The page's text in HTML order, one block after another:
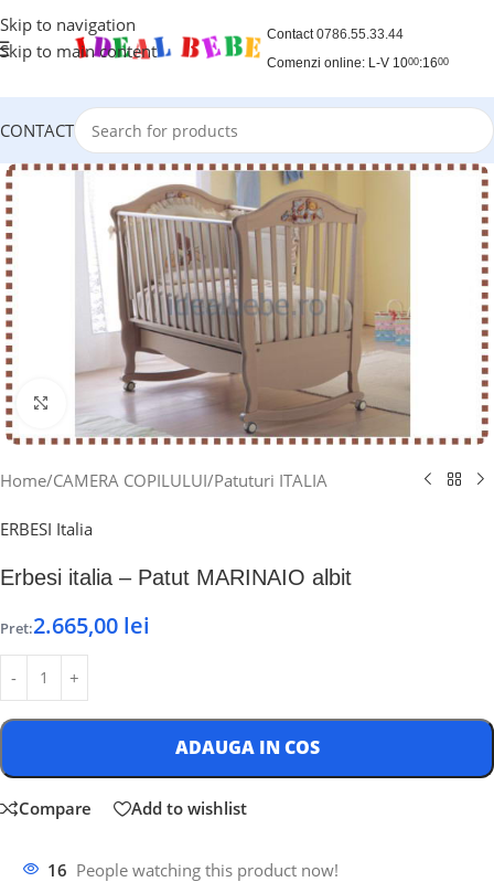
Skip to navigation
Skip to main content
Contact0786.55.33.44
Comenzi online: L-V 1000:1600
CONTACT
Click to enlarge
Home/CAMERA COPILULUI/Patuturi ITALIA
ERBESI Italia
Erbesi italia – Patut MARINAIO albit
Pret:2.665,00 lei
ADAUGA IN COS
Compare Add to wishlist
16 People watching this product now!